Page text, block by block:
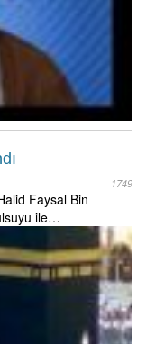
1749
Faysal Bin
ile…